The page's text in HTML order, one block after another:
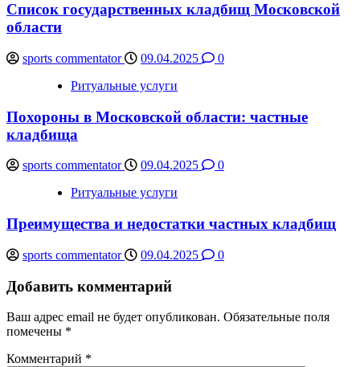
Список государственных кладбищ Московской
области
sports commentator 09.04.2025
0
Ритуальные услуги
Похороны в Московской области: частные
кладбища
sports commentator 09.04.2025
0
Ритуальные услуги
Преимущества и недостатки частных кладбищ
sports commentator 09.04.2025 0
Добавить комментарий
Ваш адрес email не будет опубликован. Обязательные поля
помечены *
Комментарий *